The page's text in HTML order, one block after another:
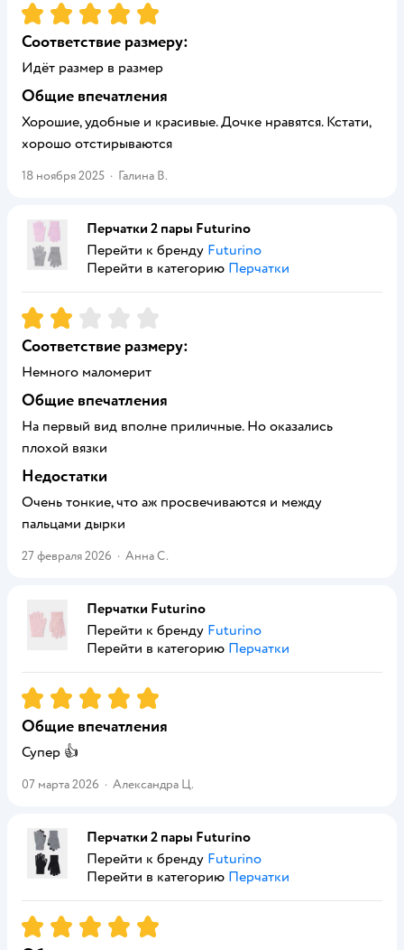
Рейтинг:5
Соответствие размеру:
Идёт размер в размер
Общие впечатления
Хорошие, удобные и красивые. Дочке нравятся. Кстати,
хорошо отстирываются
18 ноября 2025 · Галина В.
Перчатки 2 пары Futurino
Перейти к бренду Futurino
Перейти в категорию Перчатки
Рейтинг:2
Соответствие размеру:
Немного маломерит
Общие впечатления
На первый вид вполне приличные. Но оказались
плохой вязки
Недостатки
Очень тонкие, что аж просвечиваются и между
пальцами дырки
27 февраля 2026 · Анна С.
Перчатки Futurino
Перейти к бренду Futurino
Перейти в категорию Перчатки
Рейтинг:5
Общие впечатления
Супер 👍
07 марта 2026 · Александра Ц.
Перчатки 2 пары Futurino
Перейти к бренду Futurino
Перейти в категорию Перчатки
Рейтинг:5